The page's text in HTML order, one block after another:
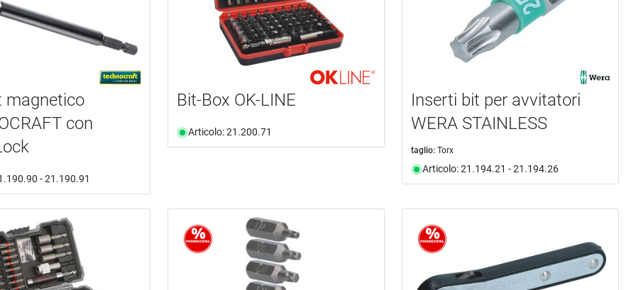
magnetico
con
- 21.190.91
Bit-Box OK-LINE
Articolo: 21.200.71
Inserti bit per avvitatori
WERA STAINLESS
taglio: Torx
Articolo: 21.194.21 - 21.194.26